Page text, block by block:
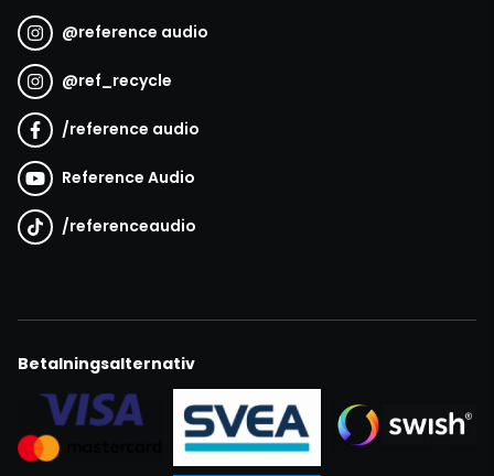
@reference audio
@ref_recycle
/reference audio
Reference Audio
/referenceaudio
Betalningsalternativ